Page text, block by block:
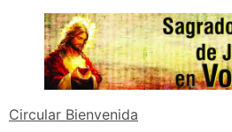
Circular Bienvenida